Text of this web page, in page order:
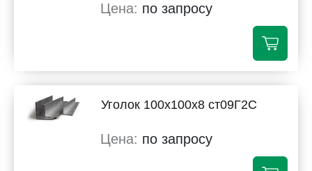
по запросу
Уголок 100х100х8 ст09Г2С
по запросу